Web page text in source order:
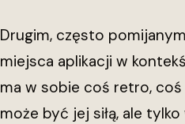
Drugim, często
miejsca aplikacji w
ma w sobie coś retro,
może być jej siłą, ale